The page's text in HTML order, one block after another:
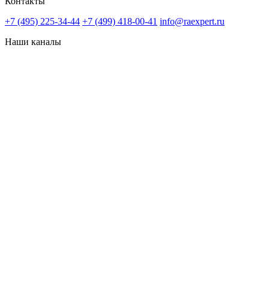
+7 (495) 225-34-44 +7 (499) 418-00-41 info@raexpert.ru
Наши каналы